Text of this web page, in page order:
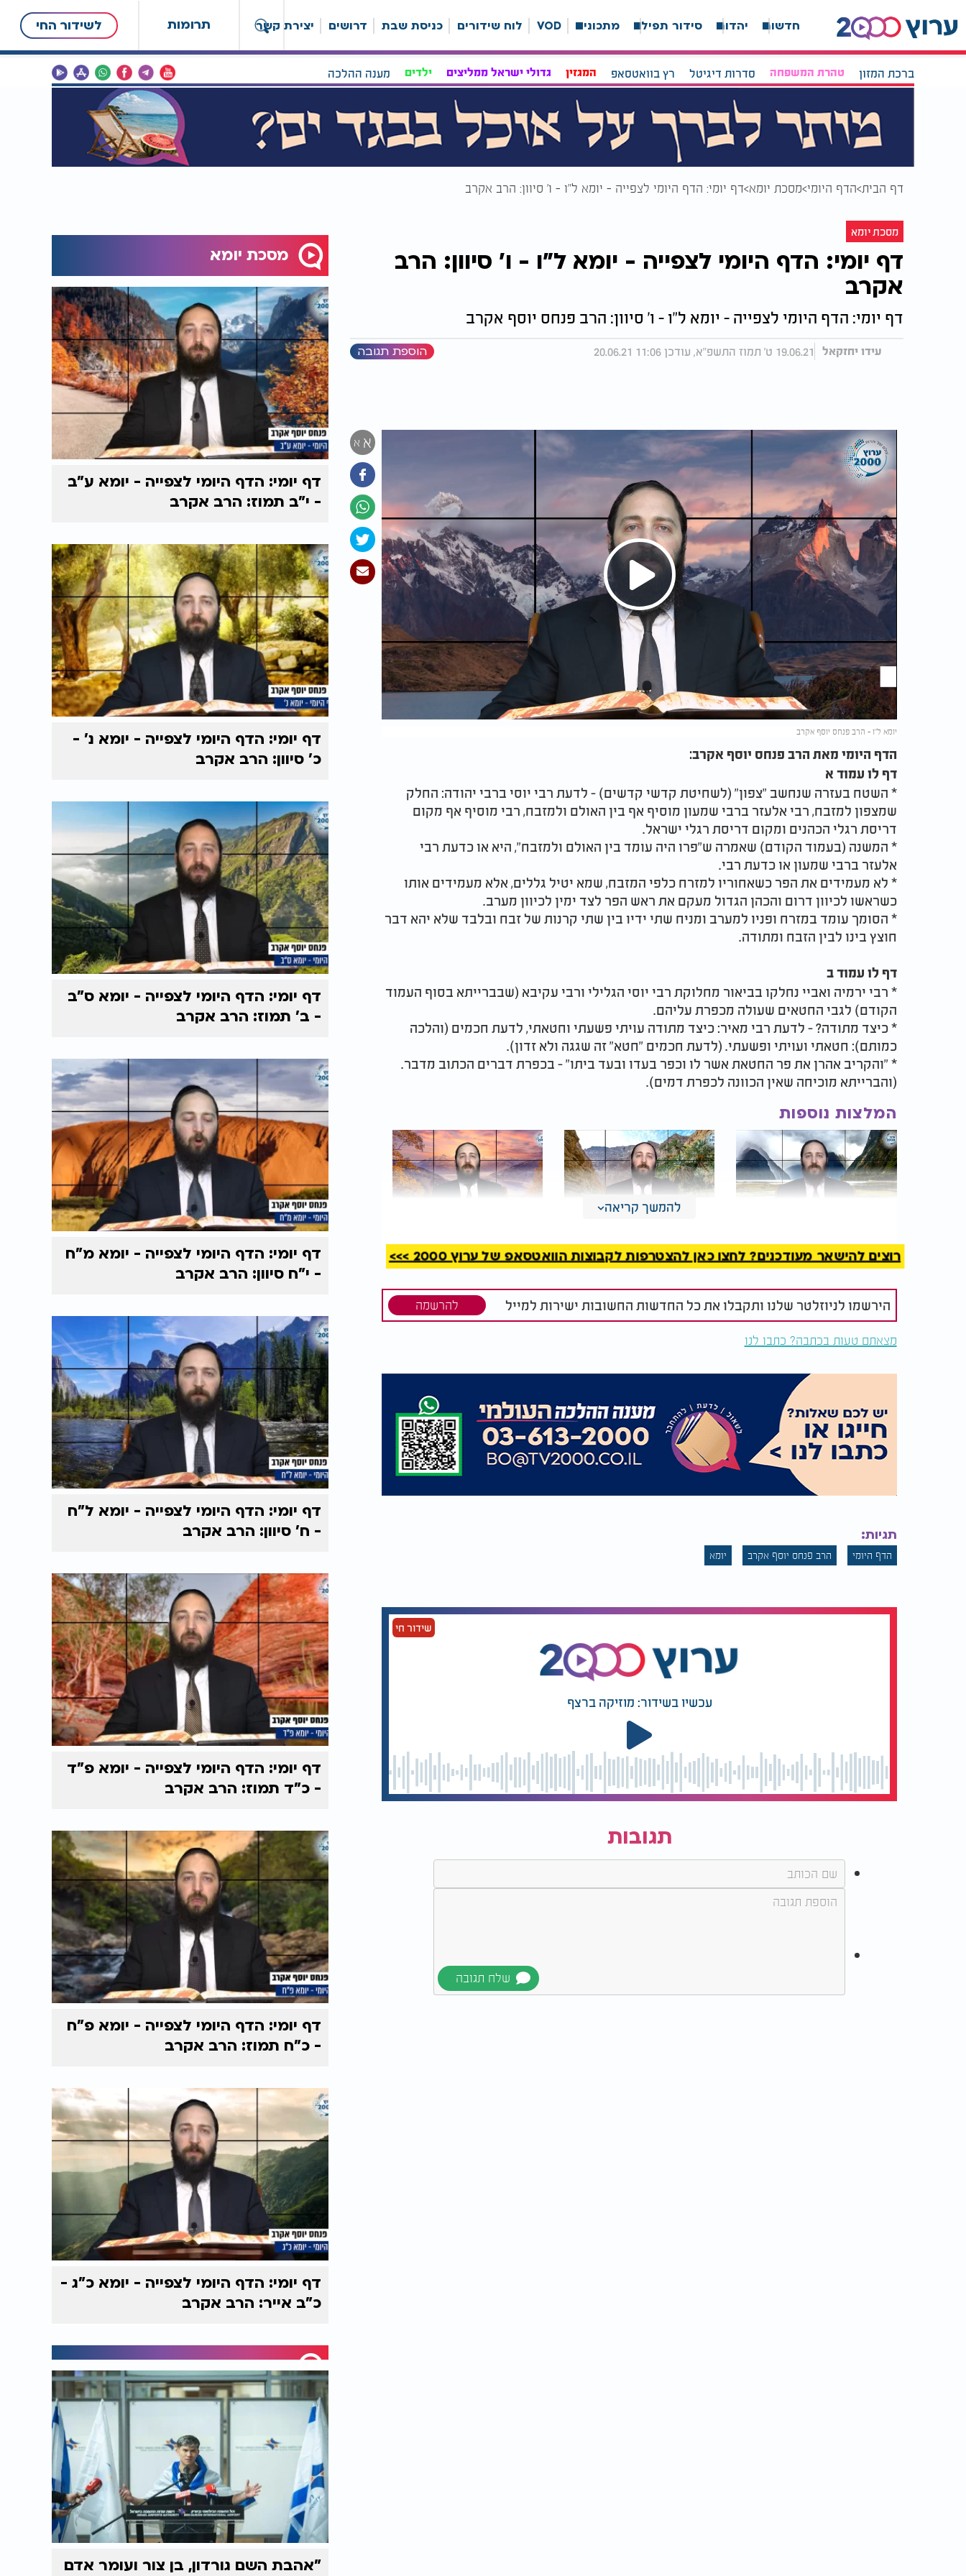
תרומות לשידור החי חדשות יהדות סידור תפילה מתכונים VOD לוח שידורים כניסת שבת דרושים יצירת קשר
ברכת המזון טהרת המשפחה סדרות דיגיטל רץ בוואטסאפ המגזין גדולי ישראל ממליצים ילדים מענה ההלכה
דף הבית הדף היומי מסכת יומא דף יומי: הדף היומי לצפייה - יומא ל"ו - ו’ סיוון: הרב אקרב
מסכת יומא
דף יומי: הדף היומי לצפייה - יומא ל"ו - ו’ סיוון: הרב
אקרב
דף יומי: הדף היומי לצפייה - יומא ל"ו - ו’ סיוון: הרב פנחס יוסף אקרב
עידו יחזקאל 19.06.21 ט' תמוז התשפ"א, עודכן 11:06 20.06.21 הוספת תגובה
א א
Play
Video
יומא ל"ו - הרב פנחס יוסף אקרב
הדף היומי מאת הרב פנחס יוסף אקרב:
דף לו עמוד א
* השטח בעזרה שנחשב "צפון" (לשחיטת קדשי קדשים) - לדעת רבי יוסי ברבי יהודה: החלק
שמצפון למזבח, רבי אלעזר ברבי שמעון מוסיף אף בין האולם ולמזבח, רבי מוסיף אף מקום
דריסת רגלי הכהנים ומקום דריסת רגלי ישראל.
* המשנה (בעמוד הקודם) שאמרה ש"פרו היה עומד בין האולם ולמזבח", היא או כדעת רבי
אלעזר ברבי שמעון או כדעת רבי.
* לא מעמידים את הפר כשאחוריו למזרח כלפי המזבח, שמא יטיל גללים, אלא מעמידים אותו
כשראשו לכיוון דרום והכהן הגדול מעקם את ראש הפר לצד ימין לכיוון מערב.
* הסומך עומד במזרח ופניו למערב ומניח שתי ידיו בין שתי קרנות של זבח ובלבד שלא יהא דבר
חוצץ בינו לבין הזבח ומתודה.
דף לו עמוד ב
* רבי ירמיה ואביי נחלקו בביאור מחלוקת רבי יוסי הגלילי ורבי עקיבא (שבברייתא בסוף העמוד
הקודם) לגבי החטאים שעולה מכפרת עליהם.
* כיצד מתודה? - לדעת רבי מאיר: כיצד מתודה עויתי פשעתי וחטאתי, לדעת חכמים (והלכה
כמותם): חטאתי ועויתי ופשעתי. (לדעת חכמים "חטא" זה שגגה ולא זדון).
* "והקריב אהרן את פר החטאת אשר לו וכפר בעדו ובעד ביתו" - בכפרת דברים הכתוב מדבר.
(והברייתא מוכיחה שאין הכוונה לכפרת דמים).
המלצות נוספות
דף יומי:הדף היומילצפייה
-יומאט"ז - ט"ו אייר: הרב
אקרב
דף יומי: הדף היומי
לצפייה - יומא י"ד - י"ג
אייר: הרב אקרב
דף יומי: הדף היומי
לצפייה - יומא י’ - ט’
אייר: הרב אקרב
להמשך קריאה
רוצים להישאר מעודכנים? לחצו כאן להצטרפות לקבוצות הוואטסאפ של ערוץ 2000 >>>
הירשמו לניוזלטר שלנו ותקבלו את כל החדשות החשובות ישירות למייל להרשמה
מצאתם טעות בכתבה? כתבו לנו
תגיות:
הדף היומי הרב פנחס יוסף אקרב יומא
שידור חי
עכשיו בשידור: מוזיקה ברצף
תגובות
מסכת יומא
דף יומי: הדף היומי לצפייה - יומא ע"ב
- י"ב תמוז: הרב אקרב
דף יומי: הדף היומי לצפייה - יומא נ’ -
כ’ סיוון: הרב אקרב
דף יומי: הדף היומי לצפייה - יומא ס"ב
- ב’ תמוז: הרב אקרב
דף יומי: הדף היומי לצפייה - יומא מ"ח
- י"ח סיוון: הרב אקרב
דף יומי: הדף היומי לצפייה - יומא ל"ח
- ח’ סיוון: הרב אקרב
דף יומי: הדף היומי לצפייה - יומא פ"ד
- כ"ד תמוז: הרב אקרב
דף יומי: הדף היומי לצפייה - יומא פ"ח
- כ"ח תמוז: הרב אקרב
דף יומי: הדף היומי לצפייה - יומא כ"ג -
כ"ב אייר: הרב אקרב
"אהבת השם גורדון, בן צור ועומר אדם